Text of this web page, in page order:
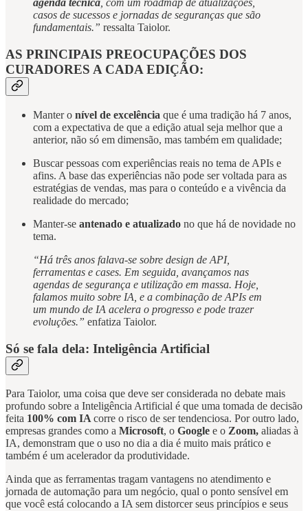
agenda técnica , com um roadmap de atualizações,
casos de sucessos e jornadas de seguranças que são
fundamentais.” ressalta Taiolor.
AS PRINCIPAIS PREOCUPAÇÕES DOS
CURADORES A CADA EDIÇÃO:
Manter o nível de excelência que é uma tradição há 7 anos,
com a expectativa de que a edição atual seja melhor que a
anterior, não só em dimensão, mas também em qualidade;
Buscar pessoas com experiências reais no tema de APIs e
afins. A base das experiências não pode ser voltada para as
estratégias de vendas, mas para o conteúdo e a vivência da
realidade do mercado;
Manter-se antenado e atualizado no que há de novidade no
tema.
“Há três anos falava-se sobre design de API,
ferramentas e cases. Em seguida, avançamos nas
agendas de segurança e utilização em massa. Hoje,
falamos muito sobre IA, e a combinação de APIs em
um mundo de IA acelera o progresso e pode trazer
evoluções.” enfatiza Taiolor.
Só se fala dela: Inteligência Artificial
Para Taiolor, uma coisa que deve ser considerada no debate mais
profundo sobre a Inteligência Artificial é que uma tomada de decisão
feita 100% com IA corre o risco de ser tendenciosa. Por outro lado,
empresas grandes como a Microsoft, o Google e o Zoom, aliadas à
IA, demonstram que o uso no dia a dia é muito mais prático e
também é um acelerador da produtividade.
Ainda que as ferramentas tragam vantagens no atendimento e
jornada de automação para um negócio, qual o ponto sensível em
que você está colocando a IA sem distorcer seus princípios e seus